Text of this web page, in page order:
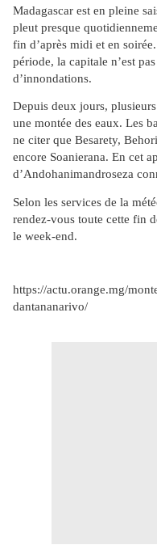
Madagascar est en pleine
pleut presque
fin d’après midi et en
période, la capitale n’est
d’innondations.
Depuis deux jours,
une montée des eaux. Les
ne citer que Besarety,
encore Soanierana. En cet
d’Andohanimandroseza
Selon les services de la
rendez-vous toute cette fin
le week-end.
https://actu.orange.mg/
dantananarivo/